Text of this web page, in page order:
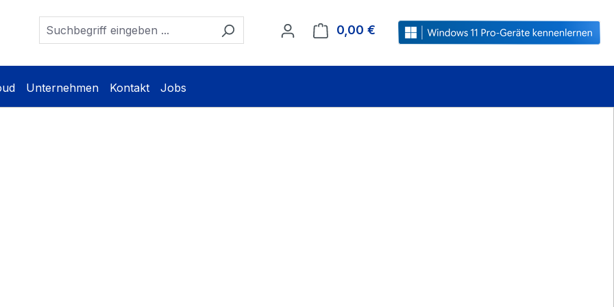
0,00 € Warenkorb enthält 0 Positionen. Der
Unternehmen Kontakt Jobs